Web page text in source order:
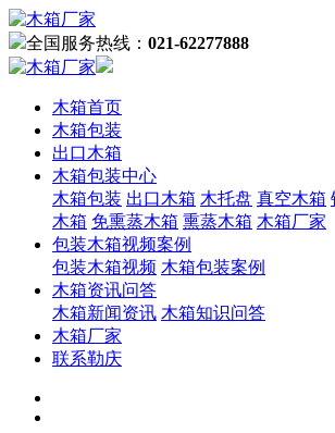
全国服务热线： 021-62277888
木箱首页
木箱包装
出口木箱
木箱包装中心
木箱包装 出口木箱 木托盘 真空木箱
木箱 免熏蒸木箱 熏蒸木箱 木箱厂家
包装木箱视频案例
包装木箱视频 木箱包装案例
木箱资讯问答
木箱新闻资讯 木箱知识问答
木箱厂家
联系勒庆